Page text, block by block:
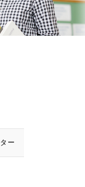
ー